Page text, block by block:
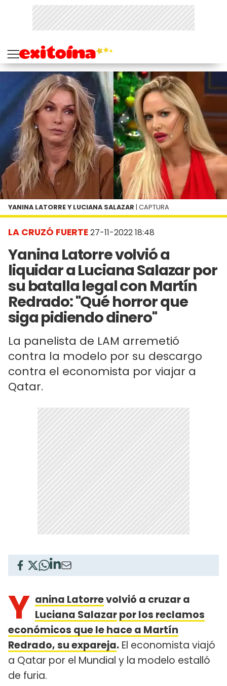
LA CRUZÓ FUERTE27-11-2022 18:48
Yanina Latorre volvió a
liquidar a Luciana Salazar por
su batalla legal con Martín
Redrado: "Qué horror que
siga pidiendo dinero"
La panelista de LAM arremetió
contra la modelo por su descargo
contra el economista por viajar a
Qatar.
YANINA LATORRE Y LUCIANA SALAZAR | CAPTURA
Y anina Latorrevolvió a cruzar a
Luciana Salazarpor los reclamos
económicos que le hace a Martín
Redrado, su expareja. El economista viajó
a Qatar por el Mundial y la modelo estalló
de furia.